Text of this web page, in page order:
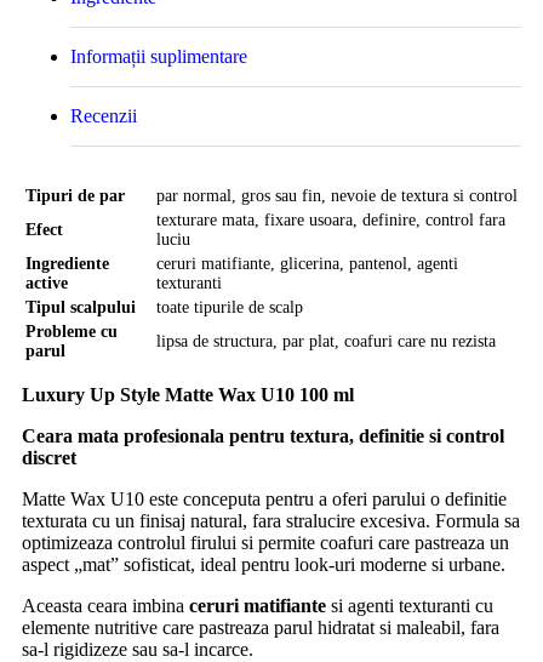
Informații suplimentare
Recenzii
Tipuri de par
par normal, gros sau fin, nevoie de textura si control
Efect
texturare mata, fixare usoara, definire, control fara
luciu
Ingrediente
active
ceruri matifiante, glicerina, pantenol, agenti
texturanti
Tipul scalpului
toate tipurile de scalp
Probleme cu
parul
lipsa de structura, par plat, coafuri care nu rezista
Luxury Up Style Matte Wax U10 100 ml
Ceara mata profesionala pentru textura, definitie si control
discret
Matte Wax U10 este conceputa pentru a oferi parului o definitie
texturata cu un finisaj natural, fara stralucire excesiva. Formula sa
optimizeaza controlul firului si permite coafuri care pastreaza un
aspect „mat” sofisticat, ideal pentru look-uri moderne si urbane.
Aceasta ceara imbina ceruri matifiante si agenti texturanti cu
elemente nutritive care pastreaza parul hidratat si maleabil, fara
sa-l rigidizeze sau sa-l incarce.